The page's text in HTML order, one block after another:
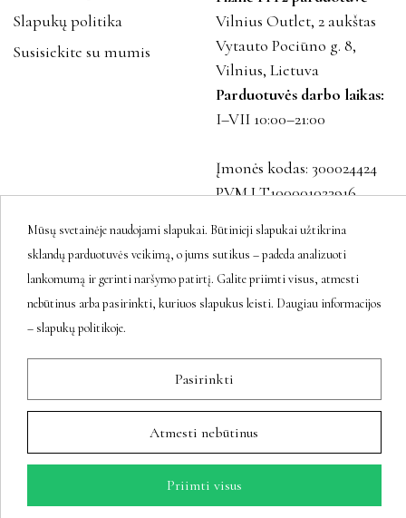
Slapukų politika
Susisiekite su mumis
Vilnius Outlet, 2 aukštas
Vytauto Pociūno g. 8,
Vilnius, Lietuva
Parduotuvės darbo laikas:
I–VII 10:00–21:00
Įmonės kodas: 300024424
PVM LT100001023916
Sekite mus
Naujienlaiškis
kuriuo metu.
Mūsų svetainėje naudojami slapukai. Būtinieji slapukai užtikrina
sklandų parduotuvės veikimą, o jums sutikus – padeda analizuoti
lankomumą ir gerinti naršymo patirtį. Galite priimti visus, atmesti
nebūtinus arba pasirinkti, kuriuos slapukus leisti. Daugiau informacijos
– slapukų politikoje.
Pasirinkti
Atmesti nebūtinus
Priimti visus